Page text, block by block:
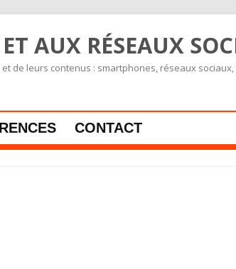
AUX RÉSEAUX
de leurs contenus : smartphones, réseaux
to content
CONTACT